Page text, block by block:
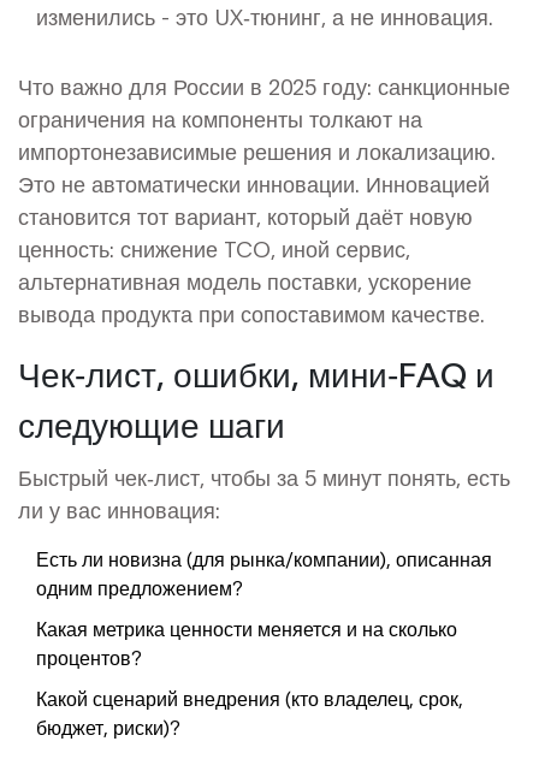
изменились - это UX‑тюнинг, а не инновация.
Что важно для России в 2025 году: санкционные
ограничения на компоненты толкают на
импортонезависимые решения и локализацию.
Это не автоматически инновации. Инновацией
становится тот вариант, который даёт новую
ценность: снижение TCO, иной сервис,
альтернативная модель поставки, ускорение
вывода продукта при сопоставимом качестве.
Чек‑лист, ошибки, мини‑FAQ и
следующие шаги
Быстрый чек‑лист, чтобы за 5 минут понять, есть
ли у вас инновация:
Есть ли новизна (для рынка/компании), описанная
одним предложением?
Какая метрика ценности меняется и на сколько
процентов?
Какой сценарий внедрения (кто владелец, срок,
бюджет, риски)?